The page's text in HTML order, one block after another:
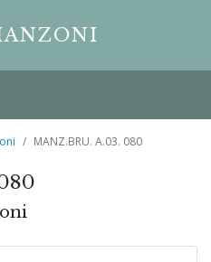
MANZ.BRU. A.03. 080